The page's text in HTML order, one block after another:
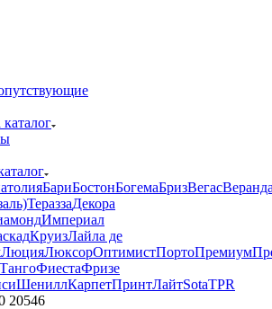
БариБостонБогемаБризВегас
ТераззаДекора
Империал
КруизЛайла де
ЛюцияЛюксорОптимистПортоПремиум
ТангоФиестаФризе
ШениллКарпетПринтЛайтSotaTPR
20546